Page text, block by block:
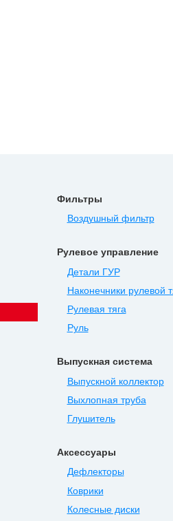
Фильтры
Воздушный фильтр
Рулевое управление
Детали ГУР
Наконечники рулевой
Рулевая тяга
Руль
Выпускная система
Выпускной коллектор
Выхлопная труба
Глушитель
Аксессуары
Дефлекторы
Коврики
Колесные диски